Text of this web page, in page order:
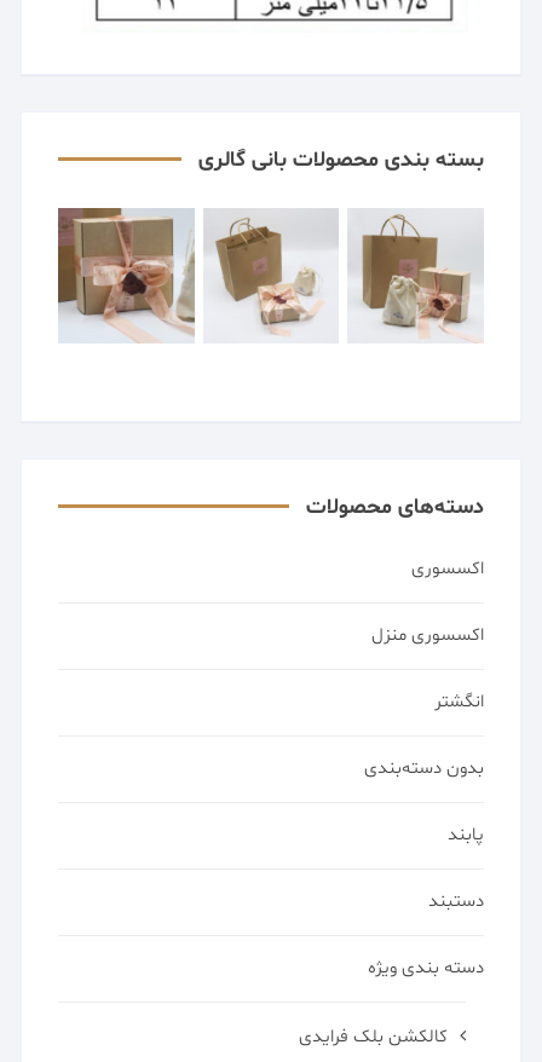
بسته بندی محصولات بانی گالری
دسته‌های محصولات
اکسسوری
اکسسوری منزل
انگشتر
بدون دسته‌بندی
پابند
دستبند
دسته بندی ویژه
کالکشن بلک فرایدی